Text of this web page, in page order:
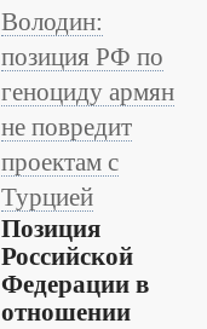
Володин:
позиция РФ по
геноциду армян
не повредит
проектам с
Турцией
Позиция
Российской
Федерации в
отношении